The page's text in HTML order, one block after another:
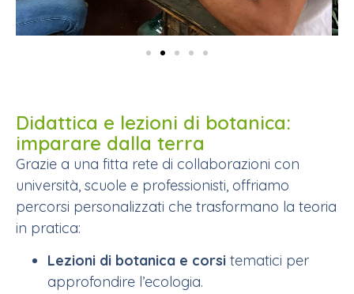
Didattica e lezioni di botanica:
imparare dalla terra
Grazie a una fitta rete di collaborazioni con
università, scuole e professionisti, offriamo
percorsi personalizzati che trasformano la teoria
in pratica:
Lezioni di botanica e corsi tematici per
approfondire l’ecologia.